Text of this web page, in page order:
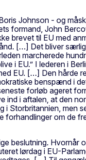
Johnson - og
formand, John
brevet til EU med
[…] Det bliver
marcherede
i EU.” I lederen i
EU. […] Den hårde
benspænd i
forløb ageret
ind i aftalen, at den
i Storbritannien, men
forhandlinger om de
beslutning. Hvornår
lørdag i EU-